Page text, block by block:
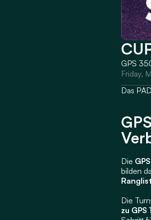
GPS
Friday,
Das
Die
Die
zu